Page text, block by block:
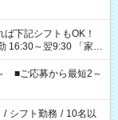
～翌9:30 「家族
の準備がしたい」
望を教えてください
週40時間を超える場
■ご応募から最短2～
/ シフト勤務 / 10名以